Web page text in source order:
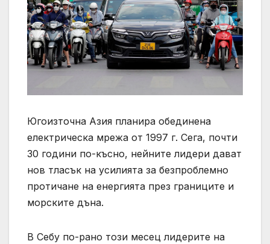
Югоизточна Азия планира обединена
електрическа мрежа от 1997 г. Сега, почти
30 години по-късно, нейните лидери дават
нов тласък на усилията за безпроблемно
протичане на енергията през границите и
морските дъна.
В Себу по-рано този месец лидерите на